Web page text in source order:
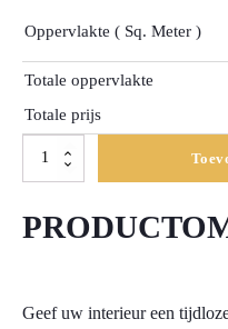
Oppervlakte ( Sq. Meter )
Totale oppervlakte
Totale prijs
Vloertegel
Mat
aantal
Geef uw interieur een